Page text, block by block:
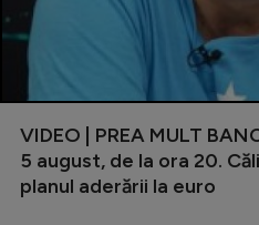
VIDEO | PREA MULT
5 august, de la ora 20.
planul aderării la euro